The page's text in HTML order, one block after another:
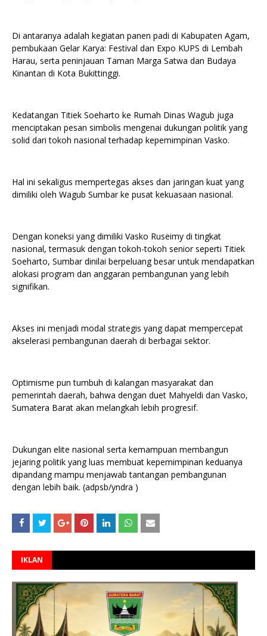
Di antaranya adalah kegiatan panen padi di Kabupaten Agam,
pembukaan Gelar Karya: Festival dan Expo KUPS di Lembah
Harau, serta peninjauan Taman Marga Satwa dan Budaya
Kinantan di Kota Bukittinggi.
Kedatangan Titiek Soeharto ke Rumah Dinas Wagub juga
menciptakan pesan simbolis mengenai dukungan politik yang
solid dari tokoh nasional terhadap kepemimpinan Vasko.
Hal ini sekaligus mempertegas akses dan jaringan kuat yang
dimiliki oleh Wagub Sumbar ke pusat kekuasaan nasional.
Dengan koneksi yang dimiliki Vasko Ruseimy di tingkat
nasional, termasuk dengan tokoh-tokoh senior seperti Titiek
Soeharto, Sumbar dinilai berpeluang besar untuk mendapatkan
alokasi program dan anggaran pembangunan yang lebih
signifikan.
Akses ini menjadi modal strategis yang dapat mempercepat
akselerasi pembangunan daerah di berbagai sektor.
Optimisme pun tumbuh di kalangan masyarakat dan
pemerintah daerah, bahwa dengan duet Mahyeldi dan Vasko,
Sumatera Barat akan melangkah lebih progresif.
Dukungan elite nasional serta kemampuan membangun
jejaring politik yang luas membuat kepemimpinan keduanya
dipandang mampu menjawab tantangan pembangunan
dengan lebih baik. (adpsb/yndra )
IKLAN